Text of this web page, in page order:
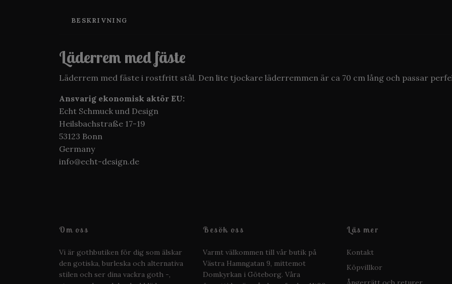
BESKRIVNING
Läderrem med fäste
Läderrem med fäste i rostfritt stål. Den lite tjockare läderremmen är ca 70 cm lång och passar
Ansvarig ekonomisk aktör EU:
Echt Schmuck und Design
Heilsbachstraße 17-19
53123 Bonn
Germany
info@echt-design.de
Om oss
Vi är gothbutiken för dig som älskar
den gotiska, burleska och alternativa
stilen och ser dina vackra goth -,
Besök oss
Varmt välkommen till vår butik på
Västra Hamngatan 9, mittemot
Domkyrkan i Göteborg. Våra
Läs mer
Kontakt
Köpvillkor